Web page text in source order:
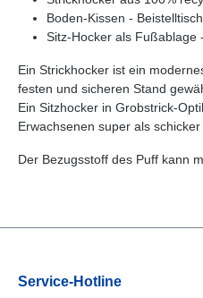
Boden-Kissen -
Sitz-Hocker als Fußablage
Ein Strickhocker ist ein
festen und sicheren Stand
Ein Sitzhocker in Grobstrick-
Erwachsenen super als
Der Bezugsstoff des Puff kann
Service-Hotline